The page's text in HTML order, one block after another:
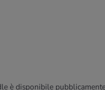
è disponibile